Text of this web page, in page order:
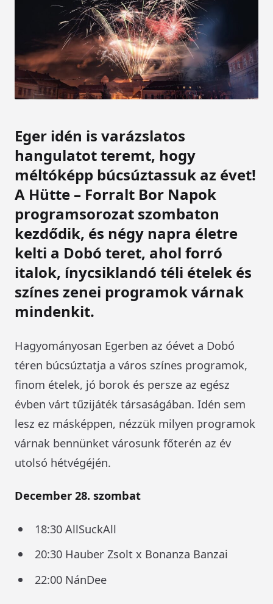
Eger idén is varázslatos
hangulatot teremt, hogy
méltóképp búcsúztassuk az évet!
A Hütte – Forralt Bor Napok
programsorozat szombaton
kezdődik, és négy napra életre
kelti a Dobó teret, ahol forró
italok, ínycsiklandó téli ételek és
színes zenei programok várnak
mindenkit.
Hagyományosan Egerben az óévet a Dobó
téren búcsúztatja a város színes programok,
finom ételek, jó borok és persze az egész
évben várt tűzijáték társaságában. Idén sem
lesz ez másképpen, nézzük milyen programok
várnak bennünket városunk főterén az év
utolsó hétvégéjén.
December 28. szombat
18:30 AllSuckAll
20:30 Hauber Zsolt x Bonanza Banzai
22:00 NánDee